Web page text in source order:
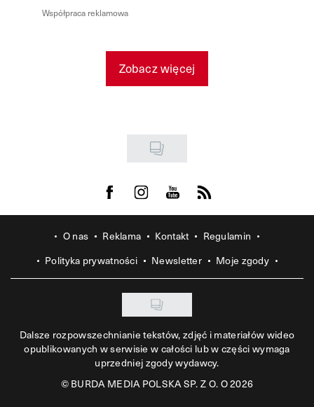
Współpraca reklamowa
Zobacz więcej
Visit us on Facebook
Visit us on Instagram
Visit us on Youtube
Visit us on Rss
O nas Reklama Kontakt
Regulamin
Polityka prywatności
Newsletter Moje zgody
Dalsze rozpowszechnianie tekstów, zdjęć i materiałów wideo
opublikowanych w serwisie w całości lub w części wymaga
uprzedniej zgody wydawcy.
©BURDA MEDIA POLSKA SP. Z O. O 2026